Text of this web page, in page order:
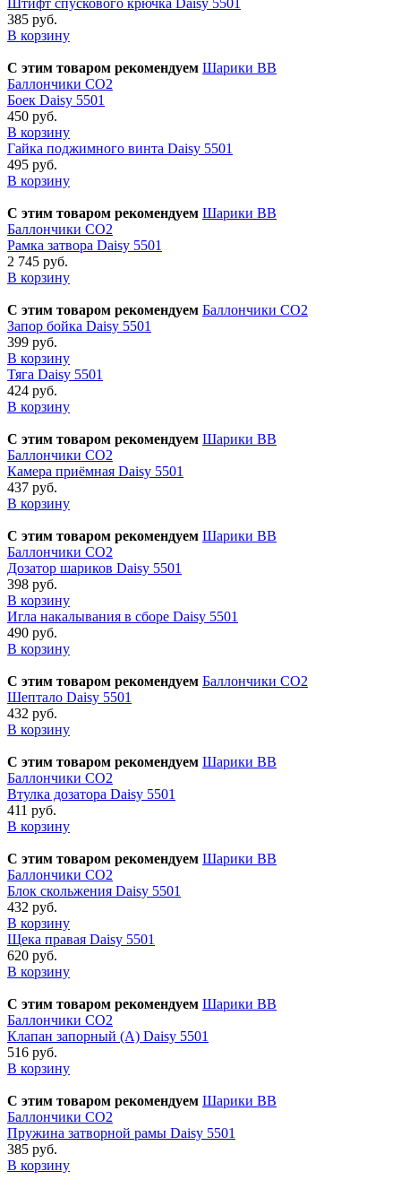
Штифт спускового крючка Daisy 5501
385 руб.
В корзину
С этим товаром рекомендуем Шарики BB
Баллончики CO2
Боек Daisy 5501
450 руб.
В корзину
Гайка поджимного винта Daisy 5501
495 руб.
В корзину
С этим товаром рекомендуем Шарики BB
Баллончики CO2
Рамка затвора Daisy 5501
2 745 руб.
В корзину
С этим товаром рекомендуем Баллончики CO2
Запор бойка Daisy 5501
399 руб.
В корзину
Тяга Daisy 5501
424 руб.
В корзину
С этим товаром рекомендуем Шарики BB
Баллончики CO2
Камера приёмная Daisy 5501
437 руб.
В корзину
С этим товаром рекомендуем Шарики BB
Баллончики CO2
Дозатор шариков Daisy 5501
398 руб.
В корзину
Игла накалывания в сборе Daisy 5501
490 руб.
В корзину
С этим товаром рекомендуем Баллончики CO2
Шептало Daisy 5501
432 руб.
В корзину
С этим товаром рекомендуем Шарики BB
Баллончики CO2
Втулка дозатора Daisy 5501
411 руб.
В корзину
С этим товаром рекомендуем Шарики BB
Баллончики CO2
Блок скольжения Daisy 5501
432 руб.
В корзину
Щека правая Daisy 5501
620 руб.
В корзину
С этим товаром рекомендуем Шарики BB
Баллончики CO2
Клапан запорный (А) Daisy 5501
516 руб.
В корзину
С этим товаром рекомендуем Шарики BB
Баллончики CO2
Пружина затворной рамы Daisy 5501
385 руб.
В корзину